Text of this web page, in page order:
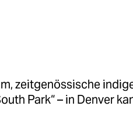
zeitgenössische
Park“ – in Denver